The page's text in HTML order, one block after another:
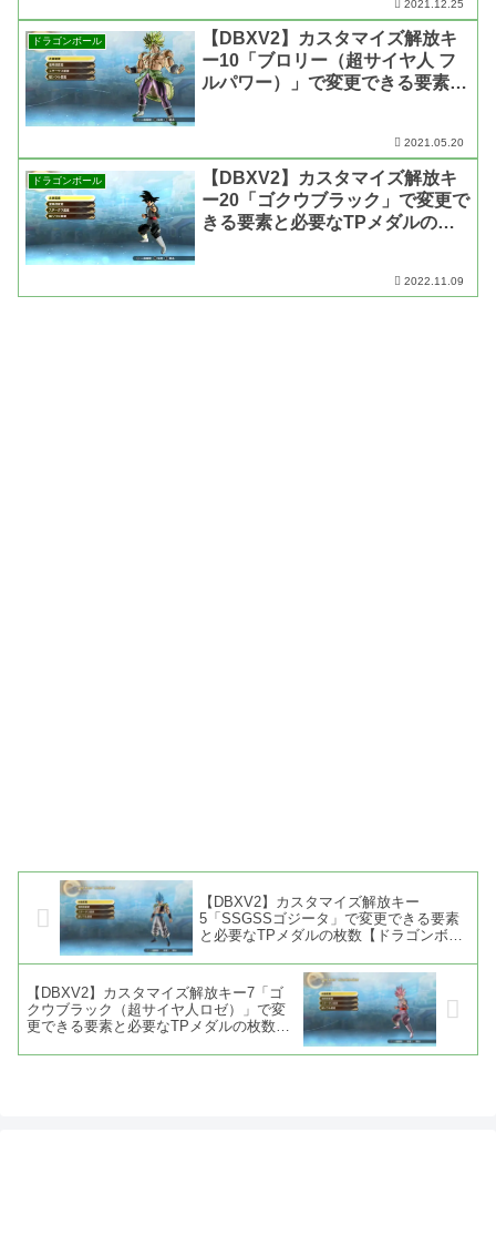
2021.12.25
ドラゴンボール
【DBXV2】カスタマイズ解放キ
ー10「ブロリー（超サイヤ人 フ
ルパワー）」で変更できる要素と
2021.05.20
ドラゴンボール
【DBXV2】カスタマイズ解放キ
ー20「ゴクウブラック」で変更で
きる要素と必要なTPメダルの枚
2022.11.09
【DBXV2】カスタマイズ解放キー
5「SSGSSゴジータ」で変更できる要素
と必要なTPメダルの枚数【ドラゴンボー
【DBXV2】カスタマイズ解放キー7「ゴ
クウブラック（超サイヤ人ロゼ）」で変
更できる要素と必要なTPメダルの枚数